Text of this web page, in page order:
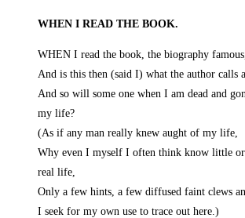
WHEN I READ THE BOOK.
WHEN I read the book, the bio­gra­phy famous,
And is this then (said I) what the aut­hor calls
And so will some one when I am dead and
my life?
(As if any man real­ly knew aught of my life,
Why even I mys­elf I often think know litt­le
real life,
Only a few hints, a few dif­fu­sed faint clews
I seek for my own use to trace out here.)